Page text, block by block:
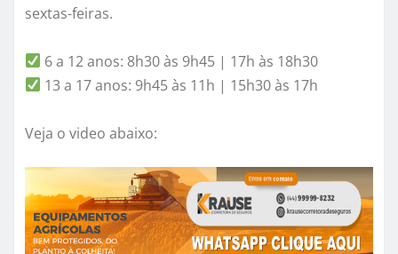
sextas-feiras.
6 a 12 anos: 8h30 às 9h45 | 17h às 18h30
13 a 17 anos: 9h45 às 11h | 15h30 às 17h
Veja o video abaixo: